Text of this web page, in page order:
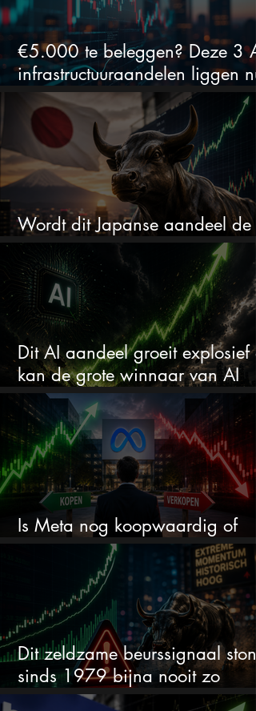
€5.000 te beleggen? Deze 3
infrastructuuraandelen liggen nu
in de uitverkoop
Wordt dit Japanse aandeel de
comeback kid van 2026?
Dit AI aandeel groeit explosief
kan de grote winnaar van AI
worden
Is Meta nog koopwaardig of
wordt het tijd om te verkopen?
Dit zeldzame beurssignaal stond
sinds 1979 bijna nooit zo
extreem